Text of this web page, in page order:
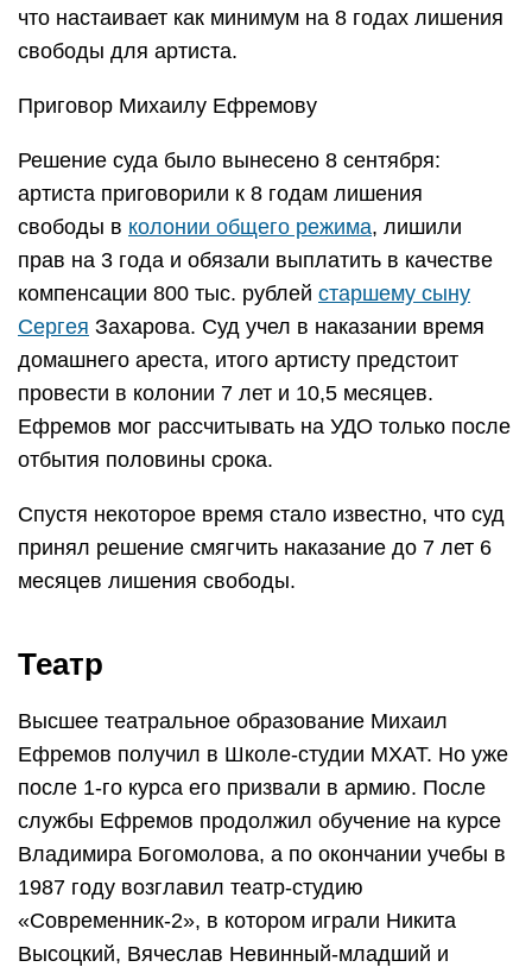
что настаивает как минимум на 8 годах лишения
свободы для артиста.
Приговор Михаилу Ефремову
Решение суда было вынесено 8 сентября:
артиста приговорили к 8 годам лишения
свободы в колонии общего режима, лишили
прав на 3 года и обязали выплатить в качестве
компенсации 800 тыс. рублей старшему сыну
Сергея Захарова. Суд учел в наказании время
домашнего ареста, итого артисту предстоит
провести в колонии 7 лет и 10,5 месяцев.
Ефремов мог рассчитывать на УДО только после
отбытия половины срока.
Спустя некоторое время стало известно, что суд
принял решение смягчить наказание до 7 лет 6
месяцев лишения свободы.
Театр
Высшее театральное образование Михаил
Ефремов получил в Школе-студии МХАТ. Но уже
после 1-го курса его призвали в армию. После
службы Ефремов продолжил обучение на курсе
Владимира Богомолова, а по окончании учебы в
1987 году возглавил театр-студию
«Современник-2», в котором играли Никита
Высоцкий, Вячеслав Невинный-младший и